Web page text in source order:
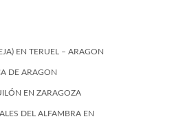
EN TERUEL – ARAGON
DE ARAGON
EN ZARAGOZA
DEL ALFAMBRA EN